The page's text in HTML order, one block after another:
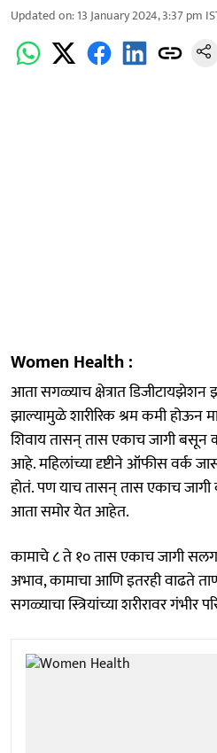
Updated on:13 January 2024, 3:37 pm
Women Health :
आता सगळ्याच क्षेत्रात डिजीटायझेशन
झाल्यामुळे शारीरिक श्रम कमी होऊन
शिवाय तासन् तास एकाच जागी बसून
आहे. महिलांच्या दृष्टीने ऑफीस वर्क
होतं. पण याच तासन् तास एकाच
आता समोर येत आहेत.
कामाचे ८ ते १० तास एकाच जागी
अभाव, कामाचा आणि इतरही वाढते
सगळ्याचा स्त्रियांच्या शरीरावर